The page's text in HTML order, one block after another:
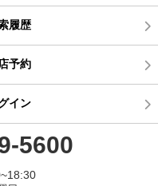
履歴
予約
イン
5600